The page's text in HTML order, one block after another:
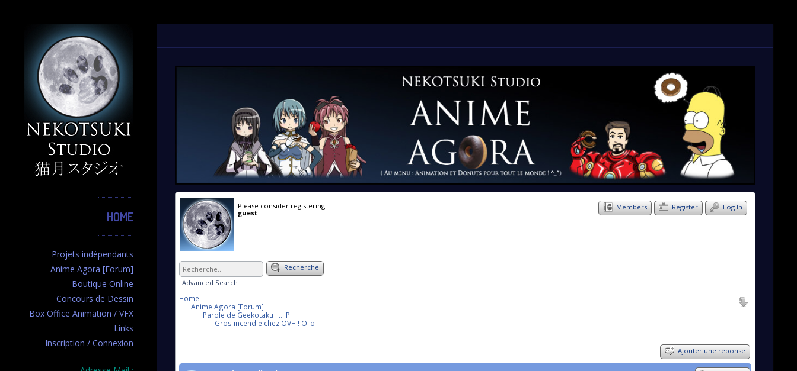
HOME
Projets indépendants
Anime Agora [Forum]
Boutique Online
Concours de Dessin
Box Office Animation / VFX
Links
Inscription / Connexion
Please consider registering
guest
Log In
Register
Members
Recherche
Advanced Search
Home
Anime Agora [Forum]
Parole de Geekotaku !... :P
Gros incendie chez OVH ! O_o
Ajouter une réponse